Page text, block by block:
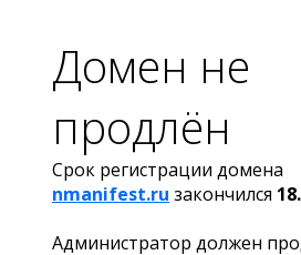
Домен не
продлён
Срок регистрации домена
nmanifest.ru закончился
Администратор должен